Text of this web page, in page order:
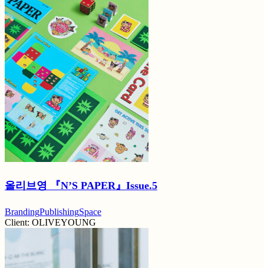
올리브영 『N’S PAPER』Issue.5
BrandingPublishingSpace
Client: OLIVEYOUNG